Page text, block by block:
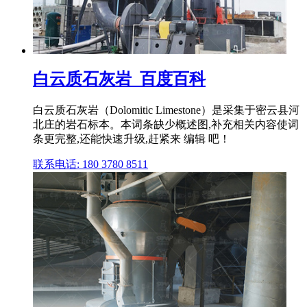
白云质石灰岩_百度百科
白云质石灰岩（Dolomitic Limestone）是采集于密云县河
北庄的岩石标本。本词条缺少概述图,补充相关内容使词
条更完整,还能快速升级,赶紧来 编辑 吧！
联系电话: 180 3780 8511